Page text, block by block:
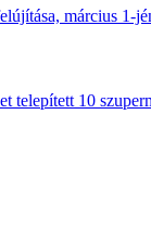
március 1-
10